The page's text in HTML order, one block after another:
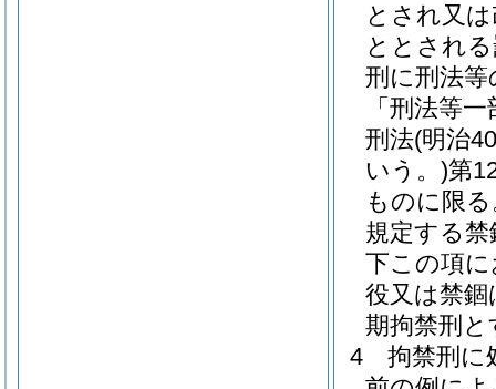
とされ又
ととされ
刑に刑法
「刑法等
刑法(明治
いう。)第
ものに限
規定する禁
下この項
役又は禁
期拘禁刑と
4
拘禁刑に